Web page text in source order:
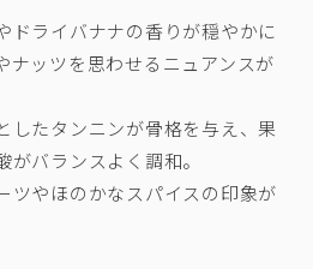
ドライバナナの香りが穏やかに
ナッツを思わせるニュアンスが
したタンニンが骨格を与え、果
バランスよく調和。
ツやほのかなスパイスの印象が